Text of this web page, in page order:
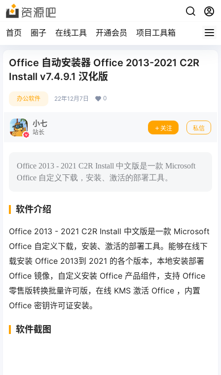
首页 圈子 在线工具 开通会员 项目工具箱
Office 自动安装器 Office 2013-2021 C2R
Install v7.4.9.1 汉化版
办公软件 22年12月7日 0
小七
站长
关注 私信
Office 2013 - 2021 C2R Install 中文版是一款 Microsoft
Office 自定义下载，安装、激活的部署工具。
软件介绍
Office 2013 - 2021 C2R Install 中文版是一款 Microsoft
Office 自定义下载，安装、激活的部署工具。能够在线下
载安装 Office 2013到 2021 的各个版本，本地安装部署
Office 镜像，自定义安装 Office 产品组件，支持 Office
零售版转换批量许可版，在线 KMS 激活 Office ，内置
Office 密钥许可证安装。
软件截图